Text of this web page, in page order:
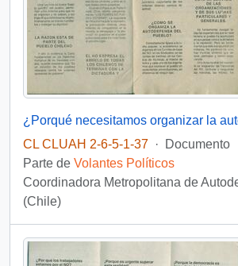
CL CLUAH 2-6-5-1-37 ·
Documento
Parte de Volantes Políticos
Coordinadora Metropolitana de
(Chile)